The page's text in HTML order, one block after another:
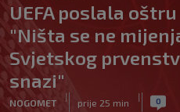
UEFA poslala
"Ništa se ne
Svjetskog
snazi"
NOGOMET
|
prije 25 min
| 0